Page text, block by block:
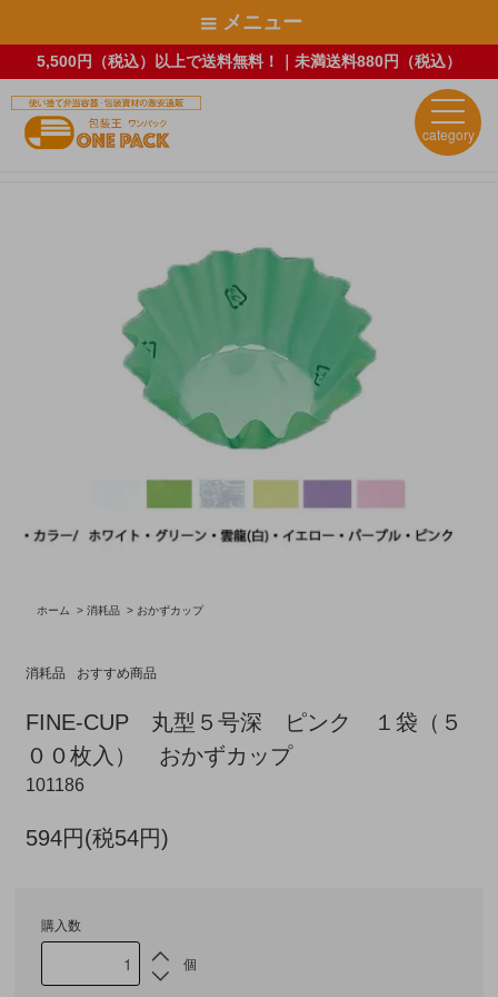
5,500円（税込）以上で送料無料！｜未満送料880円（税込）
メニュー
category
ホーム >消耗品 > おかずカップ
消耗品 おすすめ商品
FINE-CUP 丸型５号深 ピンク １袋（５
００枚入） おかずカップ
101186
594円(税54円)
購入数
個